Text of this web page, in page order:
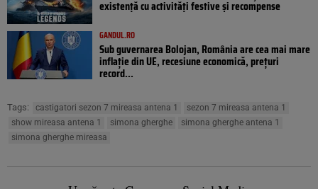
existență cu activități festive și recompense
GANDUL.RO
Sub guvernarea Bolojan, România are cea mai mare
inflație din UE, recesiune economică, prețuri
record...
Tags: castigatori sezon 7 mireasa antena 1
sezon 7 mireasa antena 1
show mireasa antena 1
simona gherghe
simona gherghe antena 1
simona gherghe mireasa